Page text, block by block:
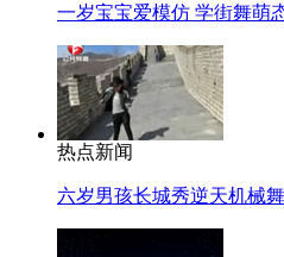
一岁宝宝爱模仿 学街舞萌
热点新闻
六岁男孩长城秀逆天机械舞